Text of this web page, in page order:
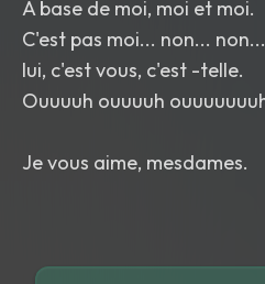
À base de moi, moi et moi.
C'est pas moi... non...
lui, c'est vous, c'est -telle.
Ouuuuh ouuuuh